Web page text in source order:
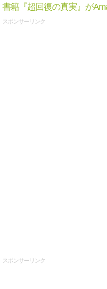
書籍『超回復の真実』が
スポンサーリンク
スポンサーリンク